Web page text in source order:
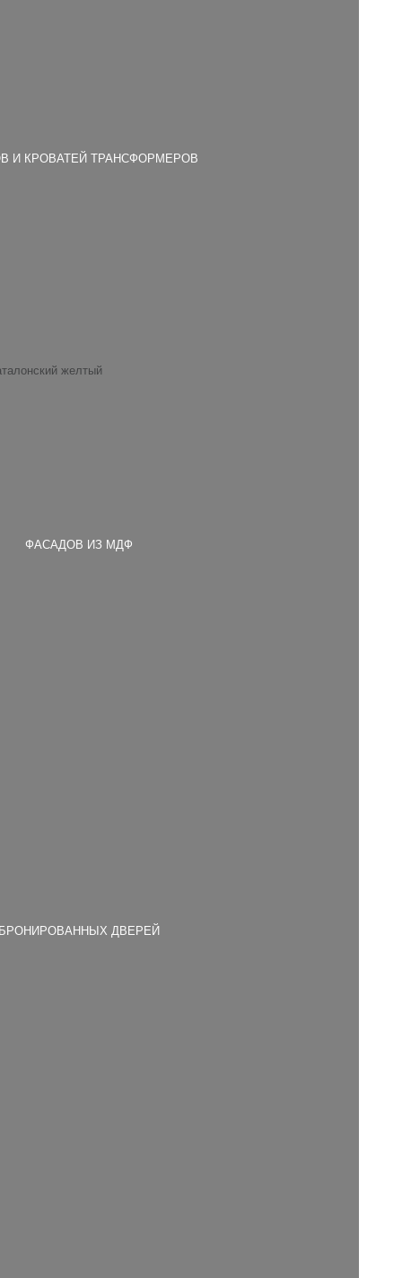
И КРОВАТЕЙ ТРАНСФОРМЕРОВ
ФАСАДОВ ИЗ МДФ
БРОНИРОВАННЫХ ДВЕРЕЙ